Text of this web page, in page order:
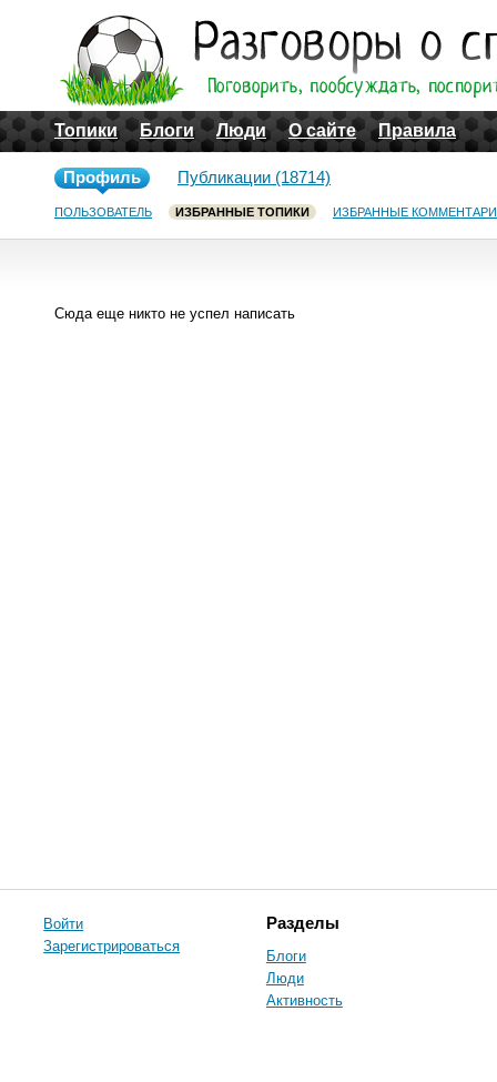
Топики Блоги Люди О сайте Правила
Профиль
ПОЛЬЗОВАТЕЛЬ ИЗБРАННЫЕ ТОПИКИ ИЗБРАННЫЕ
Публикации (18714)
Сюда еще никто не успел написать
Войти
Зарегистрироваться
Разделы
Блоги
Люди
Активность